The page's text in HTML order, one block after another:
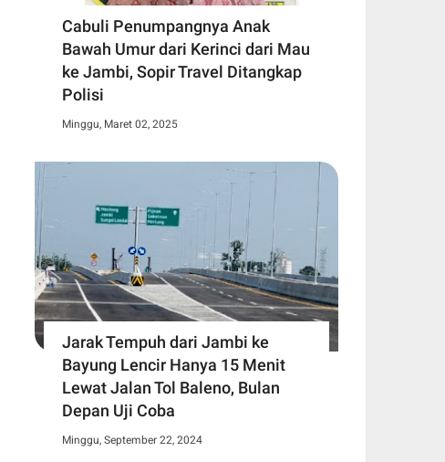
Cabuli Penumpangnya Anak
Bawah Umur dari Kerinci dari Mau
ke Jambi, Sopir Travel Ditangkap
Polisi
Minggu, Maret 02, 2025
Jarak Tempuh dari Jambi ke
Bayung Lencir Hanya 15 Menit
Lewat Jalan Tol Baleno, Bulan
Depan Uji Coba
Minggu, September 22, 2024